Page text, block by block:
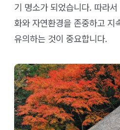
기 명소가 되었습니다. 따라
화와 자연환경을 존중하고 지
유의하는 것이 중요합니다.